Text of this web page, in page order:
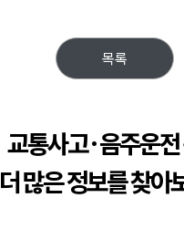
목록
교통사고·음주운
더 많은 정보를 찾아